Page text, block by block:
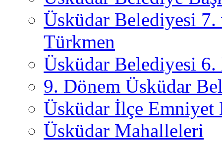
Üsküdar Belediyesi
Türkmen
Üsküdar Belediyesi 6.
9. Dönem Üsküdar
Üsküdar İlçe
Üsküdar Mahalleleri